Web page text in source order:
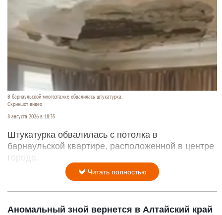
В барнаульской многоэтажке обвалилась штукатурка.
Скриншот видео
8 августа 2026 в 18:35
Штукатурка обвалилась с потолка в
барнаульской квартире, расположенной в центре
города.
Читать полностью
Аномальный зной вернется в Алтайский край